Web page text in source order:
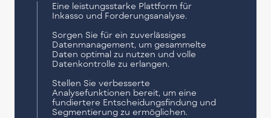
Eine leistungsstarke Plattform für
Inkasso und Forderungsanalyse.
Sorgen Sie für ein zuverlässiges
Datenmanagement, um gesammelte
Daten optimal zu nutzen und volle
Datenkontrolle zu erlangen.
Stellen Sie verbesserte
Analysefunktionen bereit, um eine
fundiertere Entscheidungsfindung und
Segmentierung zu ermöglichen.